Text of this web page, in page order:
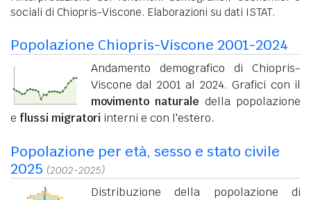
sociali di Chiopris-Viscone. Elaborazioni su dati ISTAT.
Popolazione Chiopris-Viscone 2001-2024
Andamento demografico di Chiopris-
Viscone dal 2001 al 2024. Grafici con il
movimento naturale della popolazione
e flussi migratori interni e con l'estero.
Popolazione per età, sesso e stato civile
2025 (2002-2025)
Distribuzione della popolazione di